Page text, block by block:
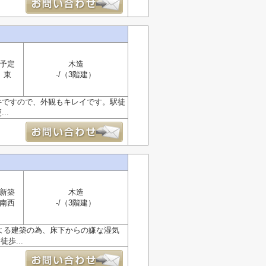
予定
東
木造
-/（3階建）
すので、外観もキレイです。駅徒
...
新築
南西
木造
-/（3階建）
建築の為、床下からの嫌な湿気
歩...